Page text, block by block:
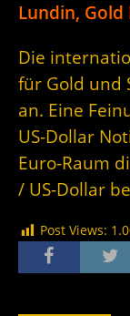
Lundin, Gold
Die
für Gold und
an. Eine
US-Dollar
Euro-Raum
/ US-Dollar
Post Views: